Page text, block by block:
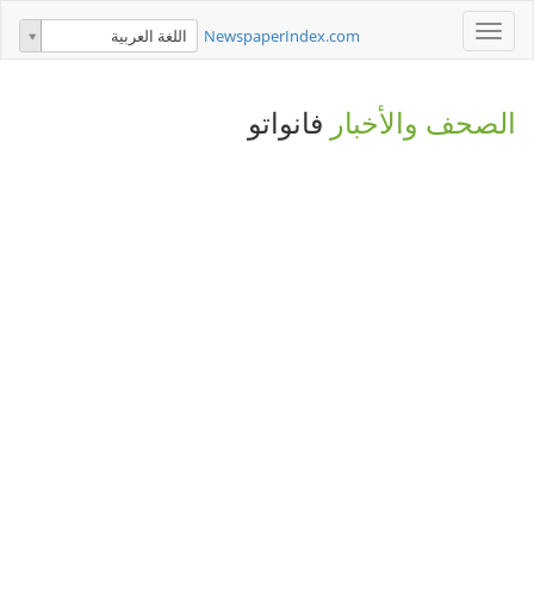
Toggle
navigation
NewspaperIndex.com اللغة العربية
الصحف والأخبار فانواتو